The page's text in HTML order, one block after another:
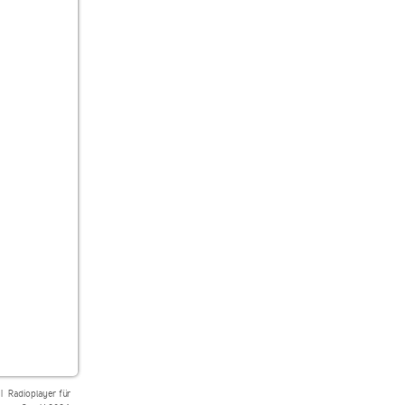
Radioplayer für